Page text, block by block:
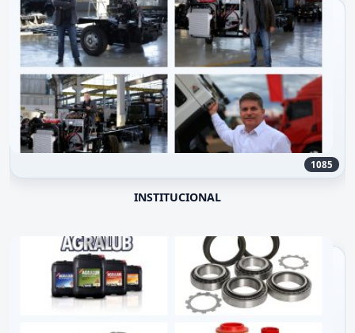
1085
INSTITUCIONAL